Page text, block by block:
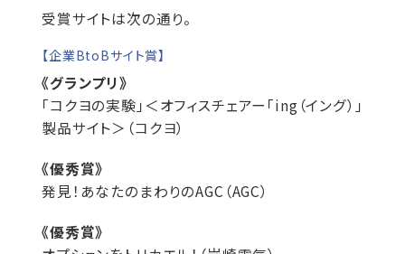
受賞サイトは次の通り。
【企業BtoBサイト賞】
《グランプリ》
「コクヨの実験」＜オフィスチェアー「ing（イング）」
製品サイト＞（コクヨ）
《優秀賞》
発見！あなたのまわりのAGC（AGC）
《優秀賞》